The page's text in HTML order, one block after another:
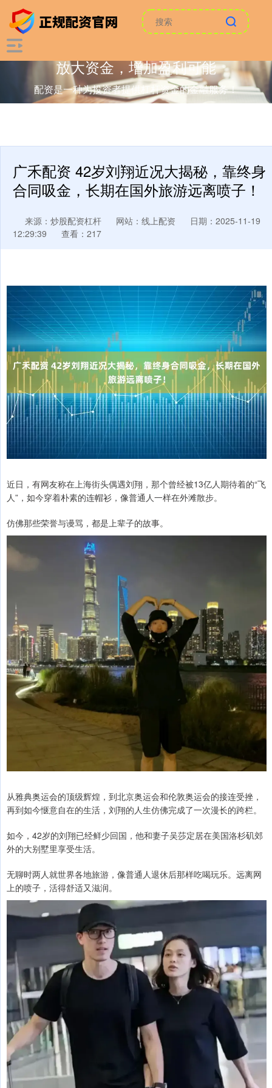
放大资金，增加盈利可能
配资是一种为投资者提供杠杆资金的金融服务！
广禾配资 42岁刘翔近况大揭秘，靠终身
合同吸金，长期在国外旅游远离喷子！
来源：炒股配资杠杆 网站：线上配资
日期：2025-11-19
12:29:39
查看：217
近日，有网友称在上海街头偶遇刘翔，那个曾经被13亿人期待着的“飞
人”，如今穿着朴素的连帽衫，像普通人一样在外滩散步。
仿佛那些荣誉与谩骂，都是上辈子的故事。
从雅典奥运会的顶级辉煌，到北京奥运会和伦敦奥运会的接连受挫，
再到如今惬意自在的生活，刘翔的人生仿佛完成了一次漫长的跨栏。
如今，42岁的刘翔已经鲜少回国，他和妻子吴莎定居在美国洛杉矶郊
外的大别墅里享受生活。
无聊时两人就世界各地旅游，像普通人退休后那样吃喝玩乐。远离网
上的喷子，活得舒适又滋润。